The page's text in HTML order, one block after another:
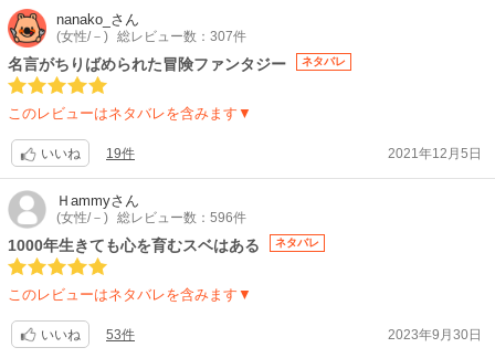
スタッフ情報】
原作:山田鐘人、アベツカサ(「週刊少年サンデー」小学館刊)
監督:北川朋哉 / 副監督:原科大樹
監督協力:斎藤圭一郎 / シリーズ構成:鈴木智尋 / キャラクターデザイン:高
瀬丸、小嶋慶祐、藤中友里 / コンセプトアート:吉岡誠子 / 音楽:Evan Call
音楽】
OP:Mrs. GREEN APPLE「lulu.」 / ED:milet「The Story of Us」
関連リンク】
公式サイト「葬送のフリーレン（第2期）」
nanako_ さん
(女性/－) 総レビュー数：307件
名言がちりばめられた冒険ファンタジー ネタバレ
このレビューはネタバレを含みます▼
いいね 19件 2021年12月5日
Ｈammyさん
(女性/－) 総レビュー数：596件
1000年生きても心を育むスベはある ネタバレ
このレビューはネタバレを含みます▼
いいね 53件 2023年9月30日